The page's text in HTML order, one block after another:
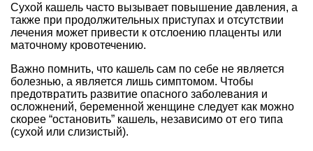
Сухой кашель часто вызывает повышение давления, а
также при продолжительных приступах и отсутствии
лечения может привести к отслоению плаценты или
маточному кровотечению.
Важно помнить, что кашель сам по себе не является
болезнью, а является лишь симптомом. Чтобы
предотвратить развитие опасного заболевания и
осложнений, беременной женщине следует как можно
скорее “остановить” кашель, независимо от его типа
(сухой или слизистый).